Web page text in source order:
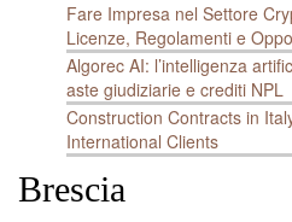
Fare Impresa nel Settore
Licenze, Regolamenti e
Algorec AI: l’intelligenza
aste giudiziarie e crediti NPL
Construction Contracts in
International Clients
Brescia